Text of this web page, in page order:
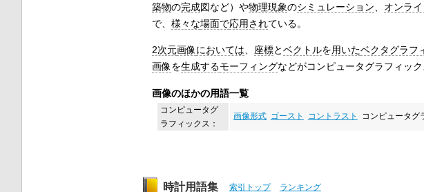
築物の完成図など）や物理現象のシミュレーション オンライ
で、 様々な場面で応用されている。
2次元画像においては 座標とベクトルを用いたベクタグラフ
画像を生成するモーフィングなどがコンピュータグラフィッ
画像のほかの用語一覧
コンピュータグ
ラフィックス：
画像形式 ゴースト コントラスト コンピュータグ
時計用語集 索引トップ ランキング